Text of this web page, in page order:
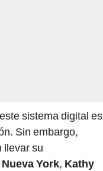
sistema digital es
Sin embargo,
llevar su
Nueva York, Kathy